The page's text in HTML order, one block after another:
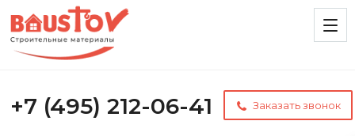
+7 (495) 212-06-41 Заказать звонок